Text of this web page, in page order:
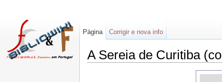
A Sereia de Curitiba
Página Corrigir e nova info